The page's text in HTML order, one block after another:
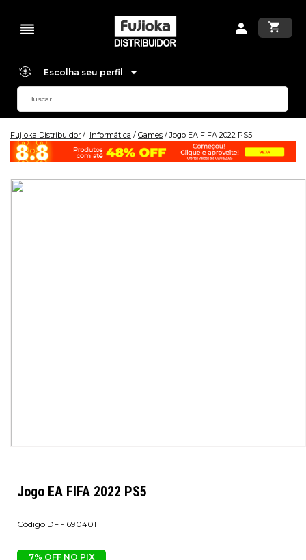
Escolha seu perfil
Fujioka Distribuidor Informática Games Jogo EA FIFA 2022 PS5
Jogo EA FIFA 2022 PS5
DF - 690401
7% OFF NO PIX